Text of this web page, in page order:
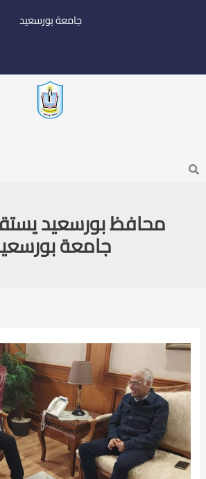
جامعة بورسعيد
Search
محافظ بورسعيد
جامعة